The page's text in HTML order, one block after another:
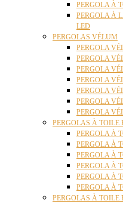
PERGOLA À
PERGOLA À
LED
PERGOLAS VÉLUM
PERGOLA
PERGOLA
PERGOLA
PERGOLA
PERGOLA
PERGOLA
PERGOLA
PERGOLAS À TOILE
PERGOLA À
PERGOLA À
PERGOLA À
PERGOLA À
PERGOLA À
PERGOLA À
PERGOLAS À TOILE